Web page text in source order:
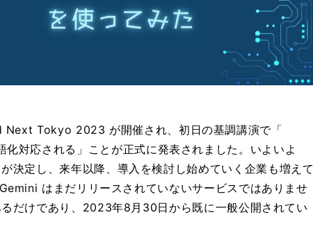
Tokyo 2023 が開催され、初日の基調講演で「
対応される」ことが正式に発表されました。いよいよ
決定し、来年以降、導入を検討し始めていく企業も増えて
はまだリリースされていないサービスではありませ
だけであり、2023年8月30日から既に一般公開されてい